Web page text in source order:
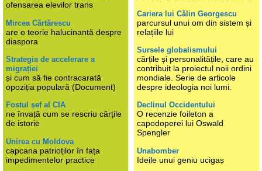
ofensarea elevilor trans
Mircea Cărtărescu
are o teorie halucinantă despre
diaspora
Strategia de accelerare a
migrației
și cum să fie contracarată
opoziția populară (Document)
Fostul șef al CIA
ne învață cum se rescriu cărțile
de istorie
Unirea cu Moldova
capcana patrioților în fața
impedimentelor practice
Cariera lui Călin Georgescu
parcursul unui om din sistem și
relațiile lui
Sursele globalismului
cărțile și personalitățile, care au
contribuit la proiectul noii ordini
mondiale. Serie de articole
despre ideologia noi lumi.
Declinul Occidentului
O recenzie foileton a
capodoperei lui Oswald
Spengler
Unabomber
Ideile unui geniu ucigaș